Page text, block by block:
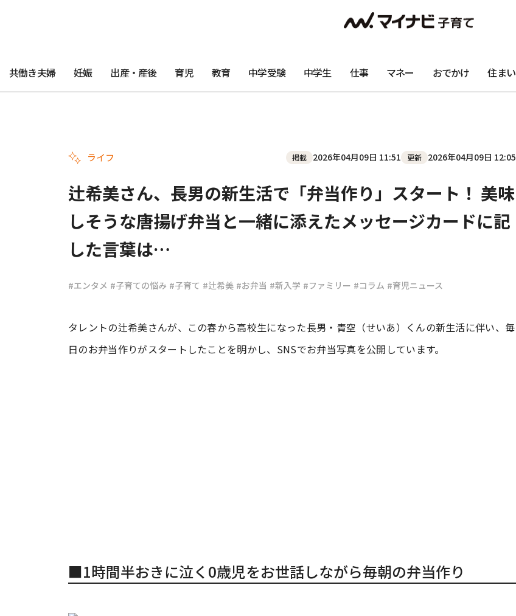
共働き夫婦 妊娠 出産・産後 育児 教育 中学受験 中学生 仕事 マネー おでかけ 住まい
ライフ 掲載 2026年04月09日 11:51 更新 2026年04月09日 12:05
辻希美さん、長男の新生活で「弁当作り」スタート！ 美味
しそうな唐揚げ弁当と一緒に添えたメッセージカードに記
した言葉は…
#エンタメ #子育ての悩み #子育て #辻希美 #お弁当 #新入学 #ファミリー #コラム #育児ニュース
タレントの辻希美さんが、この春から高校生になった長男・青空（せいあ）くんの新生活に伴い、毎
日のお弁当作りがスタートしたことを明かし、SNSでお弁当写真を公開しています。
■1時間半おきに泣く0歳児をお世話しながら毎朝の弁当作り